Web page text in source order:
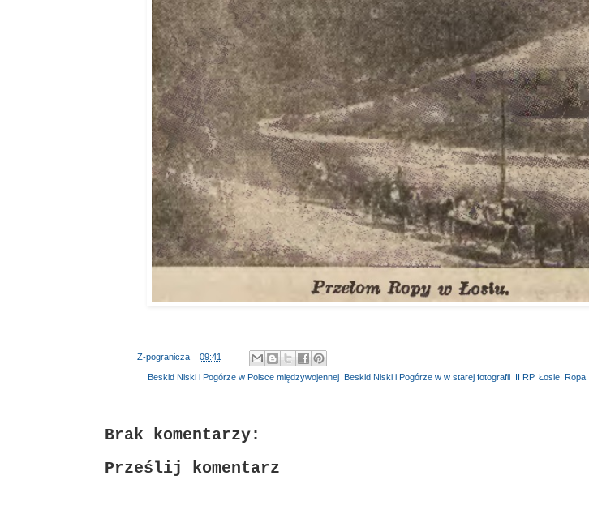
Z-pogranicza 09:41
Beskid Niski i Pogórze w Polsce międzywojennej Beskid Niski i Pogórze w w starej fotografii II RP, Łosie Ropa
Brak komentarzy:
Prześlij komentarz